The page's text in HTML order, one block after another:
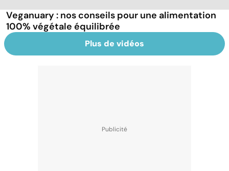
Veganuary : nos conseils pour une alimentation
100% végétale équilibrée
Plus de vidéos